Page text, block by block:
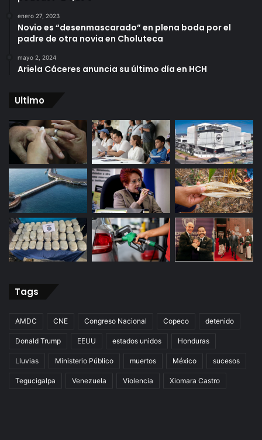
enero 27, 2023
Novio es “desenmascarado” en plena boda por el
padre de otra novia en Choluteca
mayo 2, 2024
Ariela Cáceres anuncia su último día en HCH
Ultimo
Tags
AMDC CNE Congreso Nacional Copeco detenido
Donald Trump EEUU estados unidos Honduras
Lluvias Ministerio Público muertos México sucesos
Tegucigalpa Venezuela Violencia Xiomara Castro